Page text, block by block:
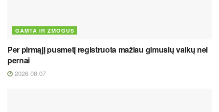
GAMTA IR ŽMOGUS
Per pirmąjį pusmetį registruota mažiau gimusių vaikų nei
pernai
2026 08 07